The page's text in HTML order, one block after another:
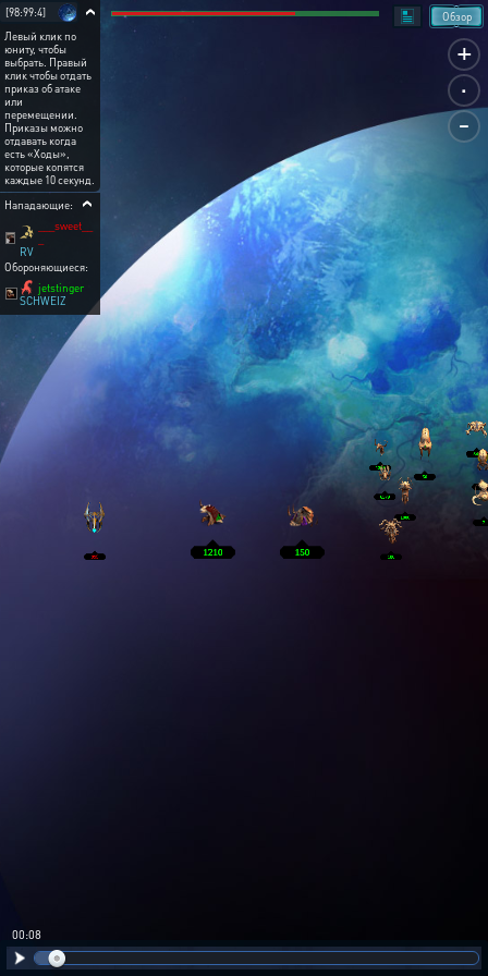
+
.
-
Обзор
[98:99:4]
Левый клик по
юниту, чтобы
выбрать. Правый
клик чтобы отдать
приказ об атаке
или
перемещении.
Приказы можно
отдавать когда
есть «Ходы»,
которые копятся
каждые 10 секунд.
Нападающие:
___sweet__
RV
Обороняющиеся:
jetstinger
SCHWEIZ
00:08